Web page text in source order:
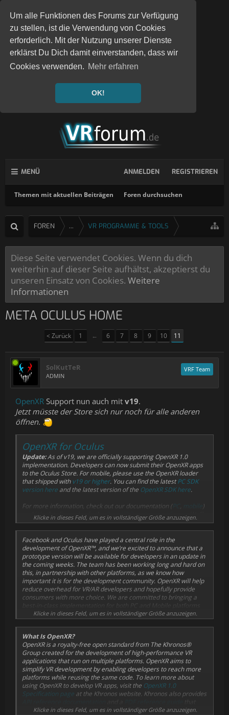
Um alle Funktionen des Forums zur Verfügung
zu stellen, ist die Verwendung von Cookies
erforderlich. Mit der Nutzung unserer Dienste
erklärst Du Dich damit einverstanden, dass wir
Cookies verwenden. Mehr erfahren
OK!
MENÜ
Themen mit aktuellen Beiträgen Foren durchsuchen
ANMELDEN REGISTRIEREN
FOREN ... VR PROGRAMME & TOOLS
Diese Seite verwendet Cookies. Wenn du dich
weiterhin auf dieser Seite aufhältst, akzeptierst du
unseren Einsatz von Cookies. Weitere
Informationen
META OCULUS HOME
< Zurück 1 ← 6 7 8 9 10 11
SolKutTeR
ADMIN
VRF Team
OpenXR Support nun auch mit v19.
Jetzt müsste der Store sich nur noch für alle anderen
öffnen.
OpenXR for Oculus
Update:As of v19, we are officially supporting OpenXR 1.0
implementation. Developers can now submit their OpenXR apps
to the Oculus Store. For mobile, please use the OpenXR loader
that shipped with v19 or higher. You can find the latestPC SDK
version here and the latest version of the OpenXR SDK here.
For more information, check out our documentation (
)
and join the discussion in the
OpenXR Development forum
keep you updated as we add support for new extensions.
Klicke in dieses Feld, um es in vollständiger Größe anzuzeigen.
Facebook and Oculus have played a central role in the
development of OpenXR™, and we’re excited to announce that a
prototype version will be available for developers in an update in
the coming weeks. The team has been working long and hard on
this, in partnership with other platforms, as we know how
important it is for the development community. OpenXR will help
reduce overhead for VR/AR developers and hopefully provide
consumers with more choice. We are committed to bringing a
best-in-class implementation for both PC and Mobile platforms
this half.
Klicke in dieses Feld, um es in vollständiger Größe anzuzeigen.
What Is OpenXR?
OpenXR is a royalty-free open standard from The Khronos®
Group created for the development of high-performance VR
applications that run on multiple platforms. OpenXR aims to
simplify VR development by enabling developers to reach more
platforms while reusing the same code. To learn more about
using OpenXR to develop VR apps, visit the OpenXR 1.0
Specification page at the Khronos website. Khronos also provides
that
provides an overview of the API.
Klicke in dieses Feld, um es in vollständiger Größe anzuzeigen.